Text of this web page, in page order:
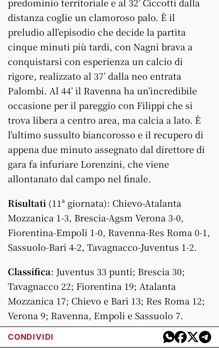
distanza coglie un clamoroso palo. È il
preludio all’episodio che decide la partita
cinque minuti più tardi, con Nagni brava a
conquistarsi con esperienza un calcio di
rigore, realizzato al 37’ dalla neo entrata
Palombi. Al 44’ il Ravenna ha un’incredibile
occasione per il pareggio con Filippi che si
trova libera a centro area, ma calcia a lato. È
l’ultimo sussulto biancorosso e il recupero di
appena due minuto assegnato dal direttore di
gara fa infuriare Lorenzini, che viene
allontanato dal campo nel finale.
Risultati (11ª giornata): Chievo-Atalanta
Mozzanica 1-3, Brescia-Agsm Verona 3-0,
Fiorentina-Empoli 1-0, Ravenna-Res Roma 0-1,
Sassuolo-Bari 4-2, Tavagnacco-Juventus 1-2.
Classifica: Juventus 33 punti; Brescia 30;
Tavagnacco 22; Fiorentina 19; Atalanta
Mozzanica 17; Chievo e Bari 13; Res Roma 12;
Verona 9; Ravenna, Empoli e Sassuolo 7.
CONDIVIDI